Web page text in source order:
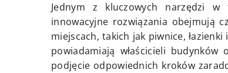
Jednym z kluczowych narzędzi
innowacyjne rozwiązania obejmują
miejscach, takich jak piwnice,
powiadamiają właścicieli
podjęcie odpowiednich kroków